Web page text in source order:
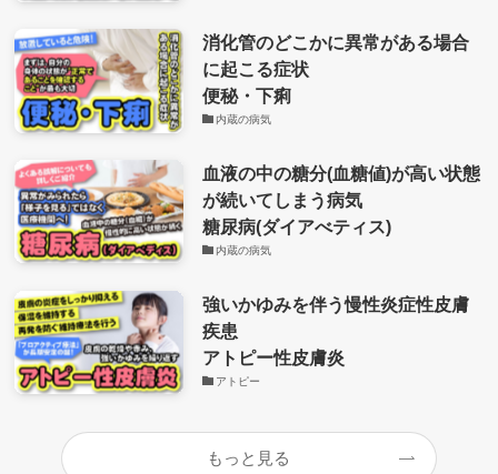
消化管のどこかに異常がある場合
に起こる症状
便秘・下痢
内蔵の病気
血液の中の糖分(血糖値)が高い状態
が続いてしまう病気
糖尿病(ダイアべティス)
内蔵の病気
強いかゆみを伴う慢性炎症性皮膚
疾患
アトピー性皮膚炎
アトピー
もっと見る